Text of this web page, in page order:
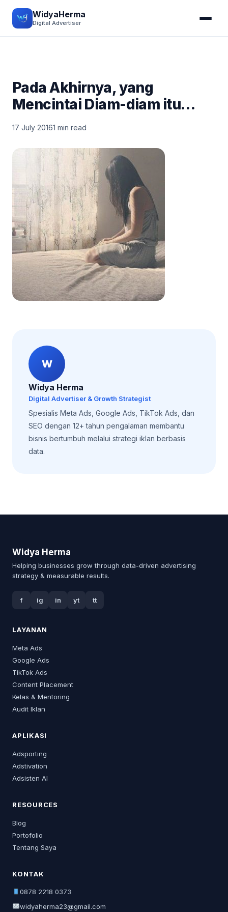
WidyaHerma
Digital Advertiser
Pada Akhirnya, yang
Mencintai Diam-diam itu…
17 July 20161 min read
W
Widya Herma
Digital Advertiser & Growth Strategist
Spesialis Meta Ads, Google Ads, TikTok Ads, dan
SEO dengan 12+ tahun pengalaman membantu
bisnis bertumbuh melalui strategi iklan berbasis
data.
Widya Herma
Helping businesses grow through data-driven advertising
strategy & measurable results.
f ig in yt tt
LAYANAN
Meta Ads
Google Ads
TikTok Ads
Content Placement
Kelas & Mentoring
Audit Iklan
APLIKASI
Adsporting
Adstivation
Adsisten AI
RESOURCES
Blog
Portofolio
Tentang Saya
KONTAK
0878 2218 0373
widyaherma23@gmail.com